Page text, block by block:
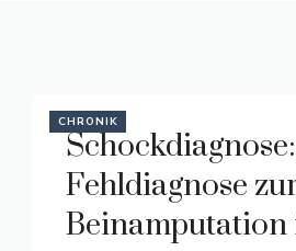
CHRONIK
Fehldiagnose
Beinamputation